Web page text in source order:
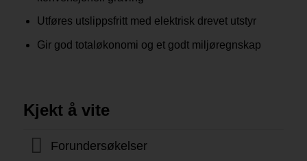
Utføres utslippsfritt med elektrisk drevet utstyr
Gir god totaløkonomi og et godt miljøregnskap
Kjekt å vite
Forundersøkelser